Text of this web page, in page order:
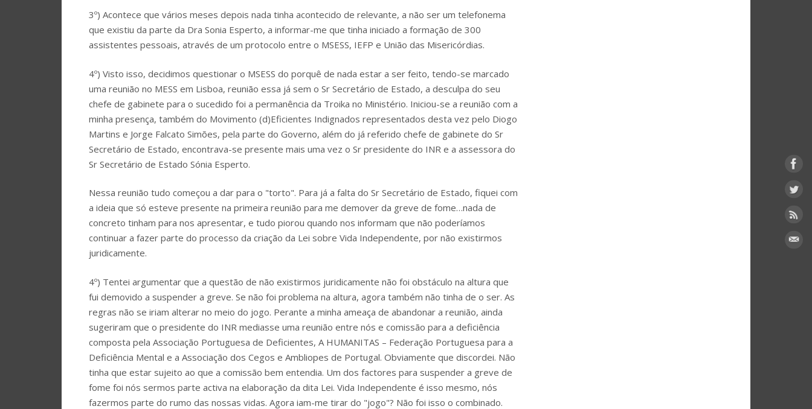
3º) Acontece que vários meses depois nada tinha acontecido de relevante, a não ser um telefonema
que existiu da parte da Dra Sonia Esperto, a informar-me que tinha iniciado a formação de 300
assistentes pessoais, através de um protocolo entre o MSESS, IEFP e União das Misericórdias.
4º) Visto isso, decidimos questionar o MSESS do porquê de nada estar a ser feito, tendo-se marcado
uma reunião no MESS em Lisboa, reunião essa já sem o Sr Secretário de Estado, a desculpa do seu
chefe de gabinete para o sucedido foi a permanência da Troika no Ministério. Iniciou-se a reunião com a
minha presença, também do Movimento (d)Eficientes Indignados representados desta vez pelo Diogo
Martins e Jorge Falcato Simões, pela parte do Governo, além do já referido chefe de gabinete do Sr
Secretário de Estado, encontrava-se presente mais uma vez o Sr presidente do INR e a assessora do
Sr Secretário de Estado Sónia Esperto.
Nessa reunião tudo começou a dar para o "torto". Para já a falta do Sr Secretário de Estado, fiquei com
a ideia que só esteve presente na primeira reunião para me demover da greve de fome…nada de
concreto tinham para nos apresentar, e tudo piorou quando nos informam que não poderíamos
continuar a fazer parte do processo da criação da Lei sobre Vida Independente, por não existirmos
juridicamente.
4º) Tentei argumentar que a questão de não existirmos juridicamente não foi obstáculo na altura que
fui demovido a suspender a greve. Se não foi problema na altura, agora também não tinha de o ser. As
regras não se iriam alterar no meio do jogo. Perante a minha ameaça de abandonar a reunião, ainda
sugeriram que o presidente do INR mediasse uma reunião entre nós e comissão para a deficiência
composta pela Associação Portuguesa de Deficientes, A HUMANITAS – Federação Portuguesa para a
Deficiência Mental e a Associação dos Cegos e Ambliopes de Portugal. Obviamente que discordei. Não
tinha que estar sujeito ao que a comissão bem entendia. Um dos factores para suspender a greve de
fome foi nós sermos parte activa na elaboração da dita Lei. Vida Independente é isso mesmo, nós
fazermos parte do rumo das nossas vidas. Agora iam-me tirar do "jogo"? Não foi isso o combinado.